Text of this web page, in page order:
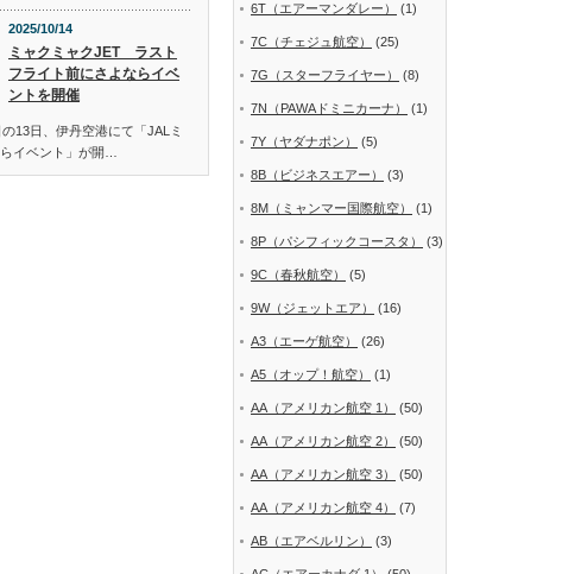
2025/10/14
ミャクミャクJET ラスト
フライト前にさよならイベ
ントを開催
13日、伊丹空港にて「JALミ
イベント」が開…
6T（エアーマンダレー） (1)
7C（チェジュ航空） (25)
7G（スターフライヤー） (8)
7N（PAWAドミニカーナ） (1)
7Y（ヤダナポン） (5)
8B（ビジネスエアー） (3)
8M（ミャンマー国際航空） (1)
8P（パシフィックコースタ） (3)
9C（春秋航空） (5)
9W（ジェットエア） (16)
A3（エーゲ航空） (26)
A5（オップ！航空） (1)
AA（アメリカン航空 1） (50)
AA（アメリカン航空 2） (50)
AA（アメリカン航空 3） (50)
AA（アメリカン航空 4） (7)
AB（エアベルリン） (3)